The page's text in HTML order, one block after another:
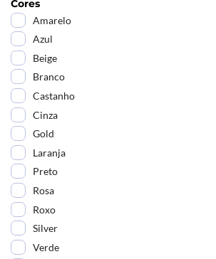
Cores
Amarelo
Azul
Beige
Branco
Castanho
Cinza
Gold
Laranja
Preto
Rosa
Roxo
Silver
Verde